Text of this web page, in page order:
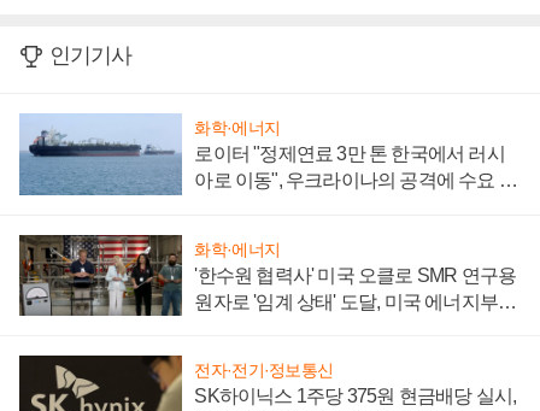
인기기사
화학·에너지
로이터 "정제연료 3만 톤 한국에서 러시
아로 이동", 우크라이나의 공격에 수요 늘
화학·에너지
'한수원 협력사' 미국 오클로 SMR 연구용
원자로 '임계 상태' 도달, 미국 에너지부
전자·전기·정보통신
SK하이닉스 1주당 375원 현금배당 실시,